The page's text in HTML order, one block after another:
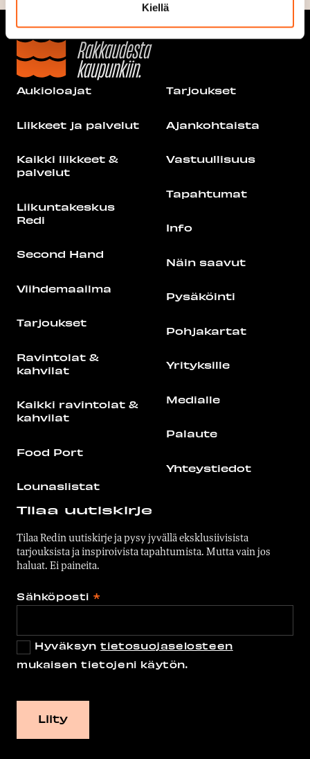
Kiellä
Aukioloajat
Liikkeet ja palvelut
Kaikki liikkeet &
palvelut
Liikuntakeskus
Redi
Second Hand
Viihdemaailma
Tarjoukset
Ravintolat &
kahvilat
Kaikki ravintolat &
kahvilat
Food Port
Lounaslistat
Tarjoukset
Ajankohtaista
Vastuullisuus
Tapahtumat
Info
Näin saavut
Pysäköinti
Pohjakartat
Yrityksille
Medialle
Palaute
Yhteystiedot
Tilaa uutiskirje
Tilaa Redin uutiskirje ja pysy jyvällä eksklusiivisista
tarjouksista ja inspiroivista tapahtumista. Mutta vain jos
haluat. Ei paineita.
Sähköposti *
Hyväksyntietosuojaselosteen
mukaisen tietojeni käytön.